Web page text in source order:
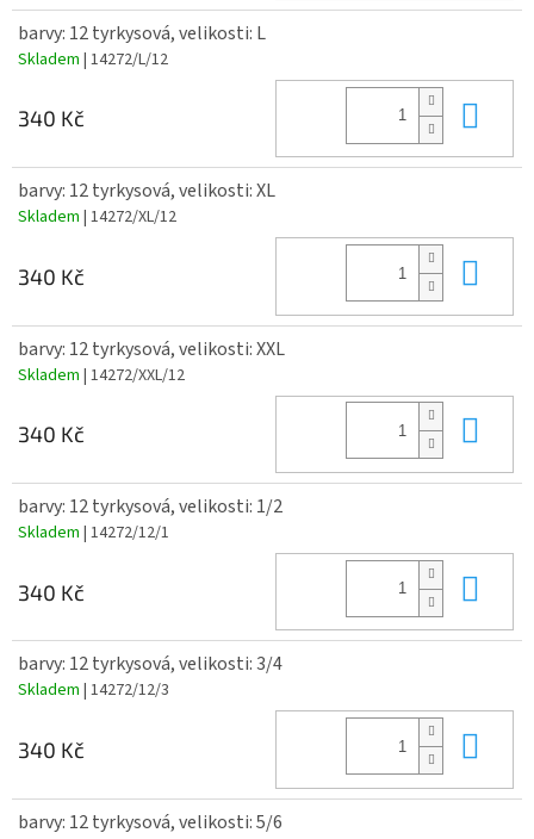
barvy: 12 tyrkysová, velikosti: L
Skladem | 14272/L/12
340 Kč
barvy: 12 tyrkysová, velikosti: XL
Skladem | 14272/XL/12
340 Kč
barvy: 12 tyrkysová, velikosti: XXL
Skladem | 14272/XXL/12
340 Kč
barvy: 12 tyrkysová, velikosti: 1/2
Skladem | 14272/12/1
340 Kč
barvy: 12 tyrkysová, velikosti: 3/4
Skladem | 14272/12/3
340 Kč
barvy: 12 tyrkysová, velikosti: 5/6